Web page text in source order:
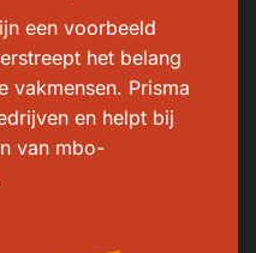
een voorbeeld
het belang
vakmensen. Prisma
en helpt bij
van mbo-